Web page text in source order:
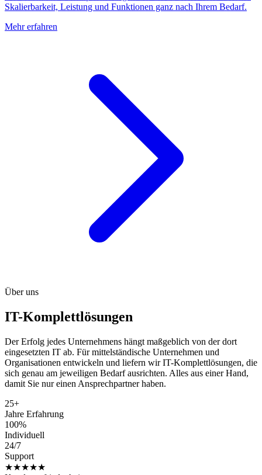
Skalierbarkeit, Leistung und Funktionen ganz nach Ihrem Bedarf.
Mehr erfahren
Über uns
IT-Komplettlösungen
Der Erfolg jedes Unternehmens hängt maßgeblich von der dort
eingesetzten IT ab. Für mittelständische Unternehmen und
Organisationen entwickeln und liefern wir IT-Komplettlösungen, die
sich genau am jeweiligen Bedarf ausrichten. Alles aus einer Hand,
damit Sie nur einen Ansprechpartner haben.
25+
Jahre Erfahrung
100%
Individuell
24/7
Support
★★★★★